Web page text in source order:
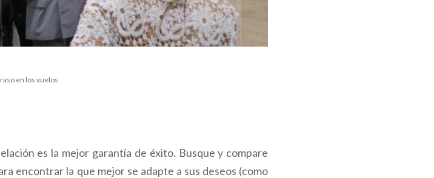
en los vuelos
es la mejor garantía de éxito. Busque y compare
encontrar la que mejor se adapte a sus deseos (como